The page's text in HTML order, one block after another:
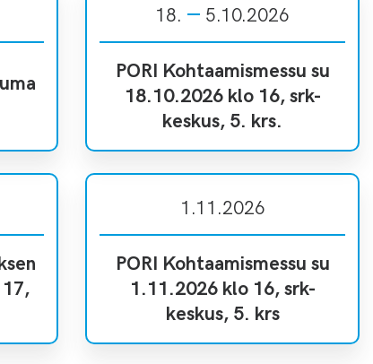
18. 5.10.2026
PORI Kohtaamismessu su
18.10.2026 klo 16, srk-
keskus, 5. krs.
1.11.2026
PORI Kohtaamismessu su
1.11.2026 klo 16, srk-
keskus, 5. krs